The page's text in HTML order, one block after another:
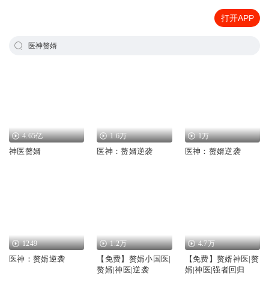
打开APP
医神赘婿
4.65亿
神医赘婿
1.6万
医神：赘婿逆袭
1万
医神：赘婿逆袭
1249
医神：赘婿逆袭
1.2万
【免费】赘婿小国医|
赘婿|神医|逆袭
4.7万
【免费】赘婿神医|赘
婿|神医|强者回归